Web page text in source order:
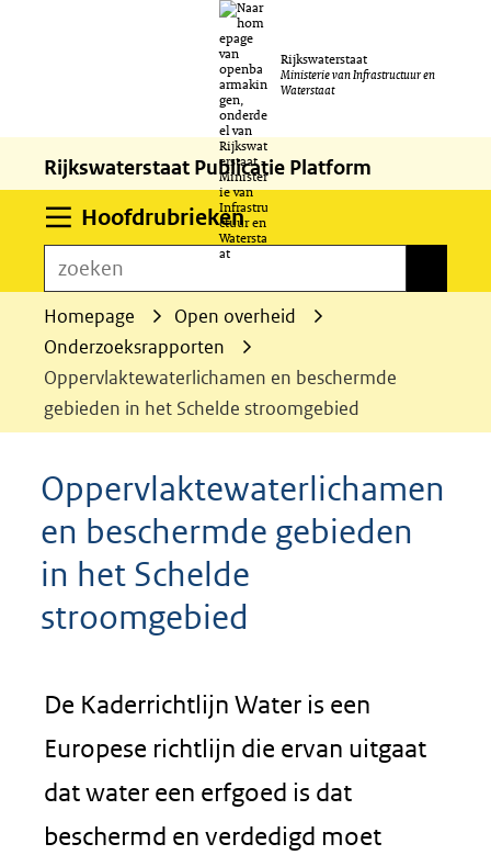
naar
de
inhoud
Rijkswaterstaat
Ministerie van Infrastructuur en
Waterstaat
Rijkswaterstaat Publicatie Platform
HoofdrubriekenUitklappen
zoeken
Homepage
Open overheid
Onderzoeksrapporten
Oppervlaktewaterlichamen en beschermde
gebieden in het Schelde stroomgebied
Oppervlaktewaterlichamen
en beschermde gebieden
in het Schelde
stroomgebied
De Kaderrichtlijn Water is een
Europese richtlijn die ervan uitgaat
dat water een erfgoed is dat
beschermd en verdedigd moet